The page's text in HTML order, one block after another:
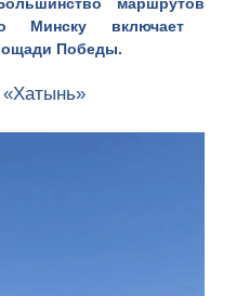
Минску включает
Победы.